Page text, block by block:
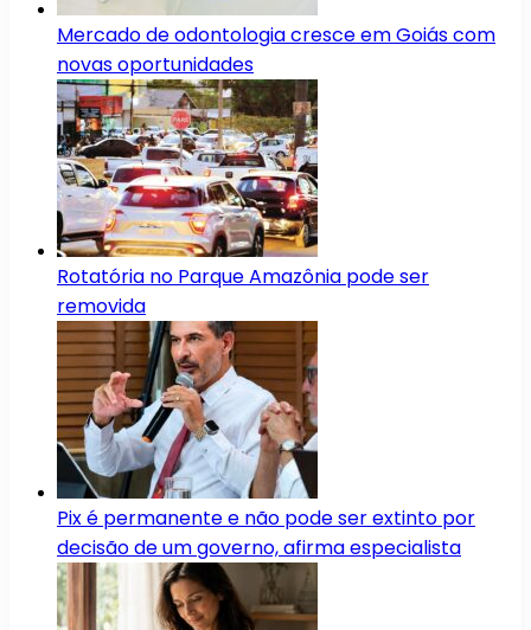
Mercado de odontologia cresce em Goiás com
novas oportunidades
Rotatória no Parque Amazônia pode ser
removida
Pix é permanente e não pode ser extinto por
decisão de um governo, afirma especialista